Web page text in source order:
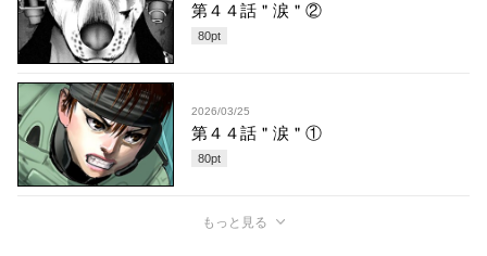
第４４話＂涙＂②
80pt
2026/03/25
第４４話＂涙＂①
80pt
もっと見る